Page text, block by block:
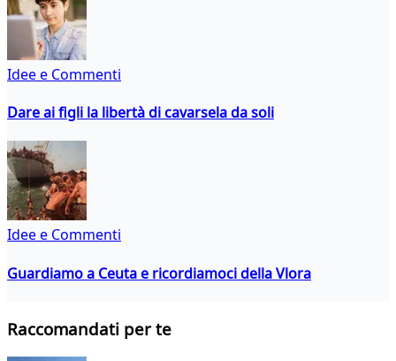
Idee e Commenti
Dare ai figli la libertà di cavarsela da soli
Idee e Commenti
Guardiamo a Ceuta e ricordiamoci della Vlora
Raccomandati per te